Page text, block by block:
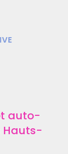
auto-
Hauts-